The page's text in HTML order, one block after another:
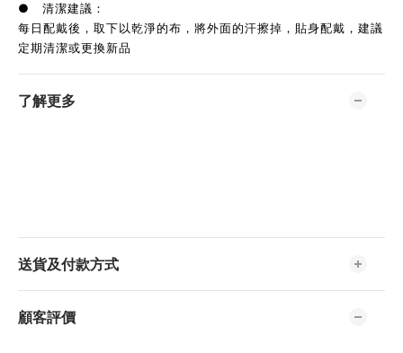
● 清潔建議：
每日配戴後，取下以乾淨的布，將外面的汗擦掉，貼身配戴，建議
定期清潔或更換新品
了解更多
送貨及付款方式
顧客評價